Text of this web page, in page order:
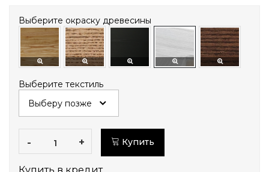
Выберите окраску древесины
Выберите текстиль
- + Купить